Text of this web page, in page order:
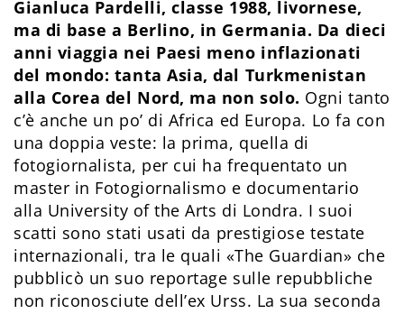
Gianluca Pardelli, classe 1988, livornese,
ma di base a Berlino, in Germania. Da dieci
anni viaggia nei Paesi meno inflazionati
del mondo: tanta Asia, dal Turkmenistan
alla Corea del Nord, ma non solo. Ogni tanto
c’è anche un po’ di Africa ed Europa. Lo fa con
una doppia veste: la prima, quella di
fotogiornalista, per cui ha frequentato un
master in Fotogiornalismo e documentario
alla University of the Arts di Londra. I suoi
scatti sono stati usati da prestigiose testate
internazionali, tra le quali «The Guardian» che
pubblicò un suo reportage sulle repubbliche
non riconosciute dell’ex Urss. La sua seconda